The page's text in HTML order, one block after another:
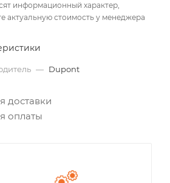
информационный характер,
актуальную стоимость у менеджера
— Dupont
доставки
оплаты